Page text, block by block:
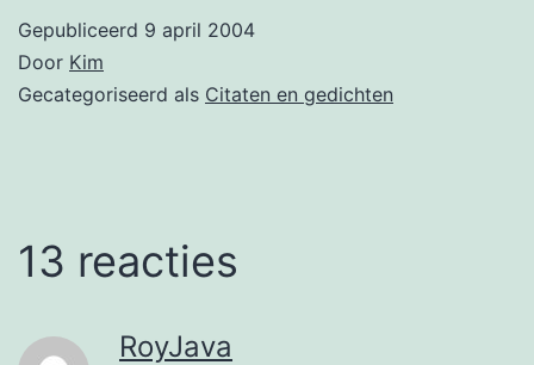
Gepubliceerd 9 april 2004
Door Kim
Gecategoriseerd als Citaten en gedichten
13 reacties
RoyJava